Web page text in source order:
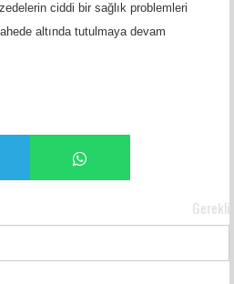
ciddi bir sağlık problemleri
altında tutulmaya devam
Gerekli